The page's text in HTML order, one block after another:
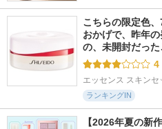
こちらの限定色、
おかげで、昨年
の、未開封だっ
4
エッセンス スキン
ランキングIN
【2026年夏の新